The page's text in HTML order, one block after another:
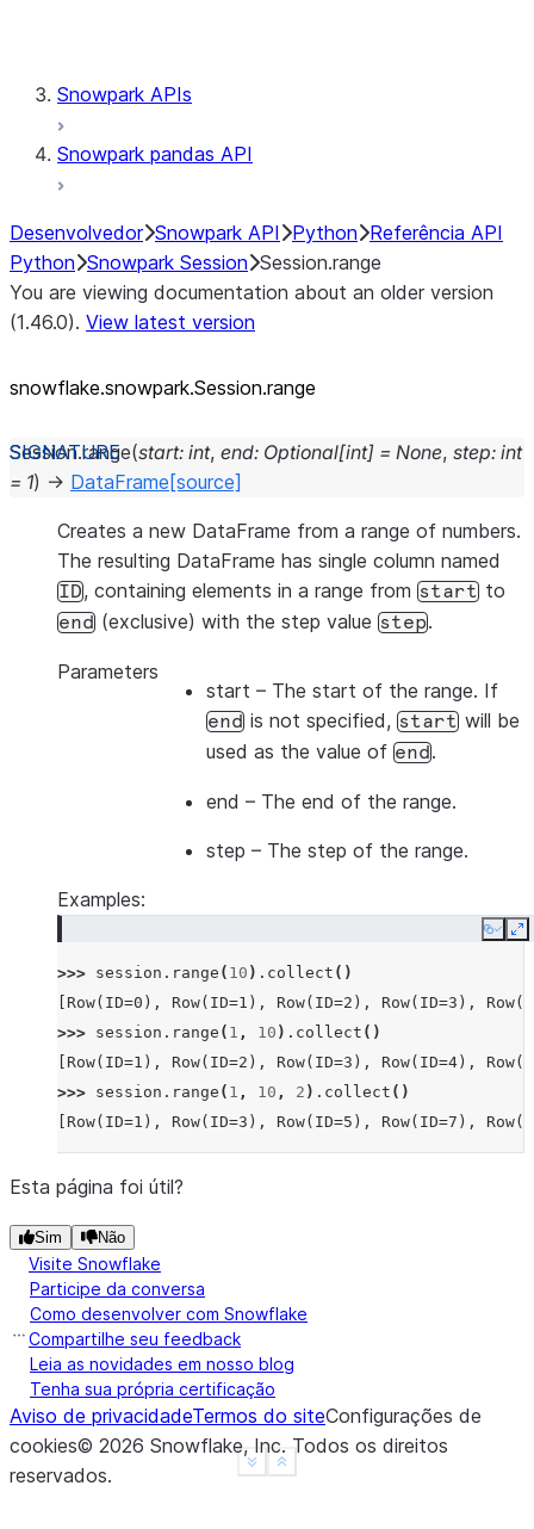
Snowpark APIs
Snowpark pandas API
Desenvolvedor Snowpark API Python Referência API
Python Snowpark Session Session.range
You are viewing documentation about an older version
(1.46.0). View latest version
snowflake.snowpark.Session.range
Session.range(start: int, end: Optional[int] = None, step: int
= 1) → DataFrame [source]
Creates a new DataFrame from a range of numbers.
The resulting DataFrame has single column named
ID, containing elements in a range from start to
end (exclusive) with the step value step.
Parameters
start – The start of the range. If
end is not specified, start will be
used as the value of end.
end – The end of the range.
step – The step of the range.
Examples:
Copy
>>> session . range ( 10 ) . collect ()
[Row(ID=0), Row(ID=1), Row(ID=2), Row(ID=3),
>>> session . range ( 1 , 10 ) . collect ()
[Row(ID=1), Row(ID=2), Row(ID=3), Row(ID=4),
>>> session . range ( 1 , 10 , 2 ) . collect ()
[Row(ID=1), Row(ID=3), Row(ID=5), Row(ID=7),
Show less
See more
Esta página foi útil?
Sim Não
Visite Snowflake
Participe da conversa
Como desenvolver com Snowflake
Compartilhe seu feedback
Leia as novidades em nosso blog
Tenha sua própria certificação
Aviso de privacidadeTermos do siteConfigurações de
cookies© 2026 Snowflake, Inc. Todos os direitos
reservados.